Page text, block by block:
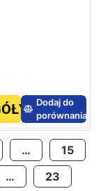
Dodaj do
porównania
…
15
…
23